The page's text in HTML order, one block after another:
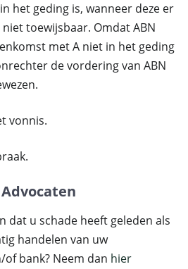
het geding is, wanneer deze er
toewijsbaar. Omdat ABN
met A niet in het geding
de vordering van ABN
vonnis.
dat u schade heeft geleden als
handelen van uw
bank? Neem dan hier